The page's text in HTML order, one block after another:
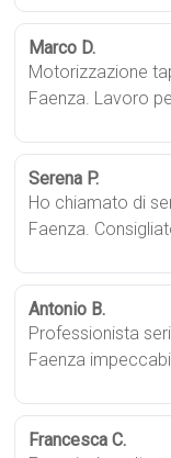
Marco D.
Motorizzazione
Faenza. Lavoro
Serena P.
Ho chiamato di
Faenza.
Antonio B.
Professionista
Faenza
Francesca C.